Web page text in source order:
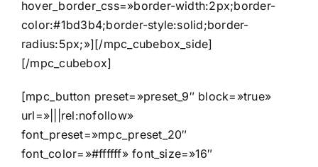
hover_border_css=»border-width:2px;border-
color:#1bd3b4;border-style:solid;border-
radius:5px;»][/mpc_cubebox_side]
[/mpc_cubebox]
[mpc_button preset=»preset_9″ block=»true»
url=»|||rel:nofollow»
font_preset=»mpc_preset_20″
font_color=»#ffffff» font_size=»16″